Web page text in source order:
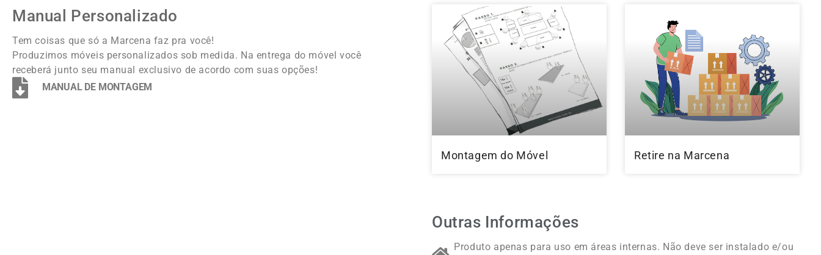
Manual Personalizado
Tem coisas que só a Marcena faz pra você!
Produzimos móveis personalizados sob medida. Na entrega do móvel você
receberá junto seu manual exclusivo de acordo com suas opções!
MANUAL DE MONTAGEM
Montagem do Móvel Retire na Marcena
Outras Informações
Produto apenas para uso em áreas internas. Não deve ser instalado e/ou